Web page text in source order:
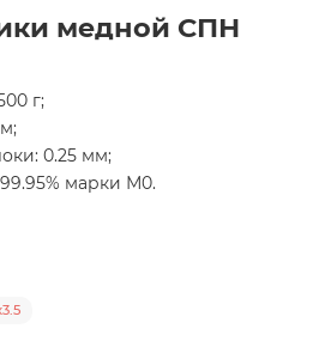
медной СПН
г;
0.25 мм;
марки М0.